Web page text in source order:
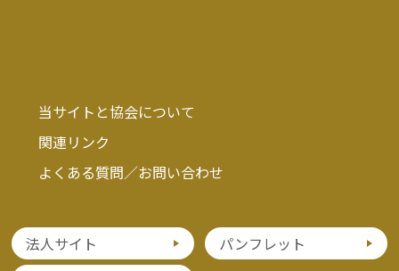
当サイトと協会について
関連リンク
よくある質問／お問い合わせ
法人サイト
パンフレット